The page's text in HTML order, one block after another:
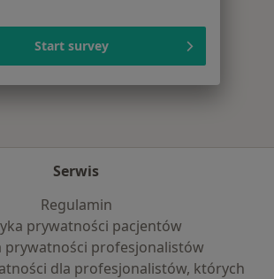
Enel-med w Jeleniej Górze
z POLMED w Jeleniej Górze
Serwis
Regulamin
prywatności pacjentów
prywatności profesjonalistów
dla profesjonalistów, których
Start survey